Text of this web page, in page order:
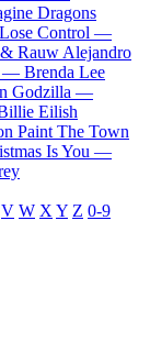
Dragons
Control —
Rauw Alejandro
— Brenda Lee
Godzilla —
Eilish
Paint The Town
Is You —
V W X Y Z 0-9